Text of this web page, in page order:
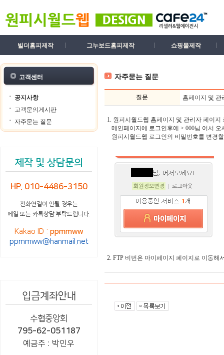
빌더홈피제작 그누보드홈피제작 쇼핑몰제작
고객센터
공지사항
고객문의게시판
자주묻는 질문
제작 및 상담문의
HP. 010-4486-3150
전화연결이 안될 경우는
메일 또는 카톡상담 부탁드립니다.
Kakao ID :ppmmww
ppmmww@hanmail.net
입금계좌안내
수협중앙회
795-62-051187
예금주 : 박민우
자주묻는 질문
질문 홈페이지 및 관
1. 원피시월드웹 홈페이지 및 관리자 페이
메인페이지에 로그인후에 > 000님 어서
원피시월드웹 로그인의 비밀번호를 변경
2. FTP 비번은 마이페이지 페이지로 이동해